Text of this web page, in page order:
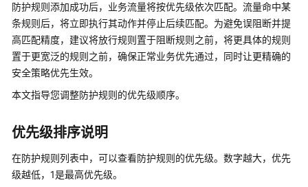
品
介
绍
计
费
说
速
入
防护规则添加成功后，业务流量将按优先级依次匹配。流量命中某
条规则后，将立即执行其动作并停止后续匹配。为避免误阻断并提
高匹配精度，建议将放行规则置于阻断规则之前，将更具体的规则
置于更宽泛的规则之前，确保正常业务优先通过，同时让更精确的
安全策略优先生效。
本文指导您调整防护规则的优先级顺序。
优先级排序说明
在防护规则列表中，可以查看防护规则的优先级。数字越大，优先
级越低，1是最高优先级。